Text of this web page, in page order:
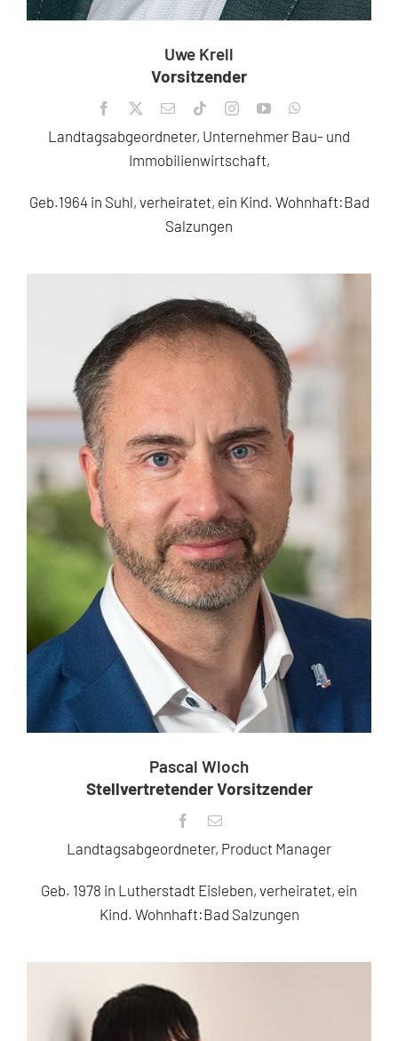
Uwe Krell
Vorsitzender
Landtagsabgeordneter, Unternehmer Bau- und
Immobilienwirtschaft,
Geb.1964 in Suhl, verheiratet, ein Kind. Wohnhaft:Bad
Salzungen
Pascal Wloch
Stellvertretender Vorsitzender
Landtagsabgeordneter, Product Manager
Geb. 1978 in Lutherstadt Eisleben, verheiratet, ein
Kind. Wohnhaft:Bad Salzungen